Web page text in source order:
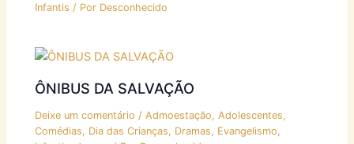
Infantis / Por Desconhecido
ÔNIBUS DA SALVAÇÃO
Deixe um comentário /Admoestação,Adolescentes,
Comédias, Dia das Crianças, Dramas, Evangelismo,